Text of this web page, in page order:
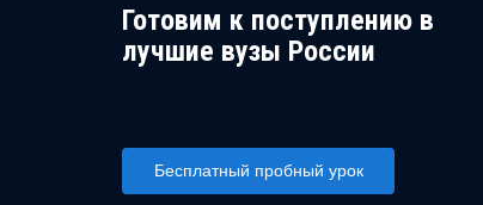
Готовим к поступлению в
лучшие вузы России
Бесплатный пробный урок